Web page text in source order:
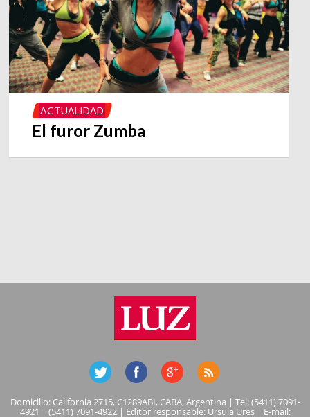
ACTUALIDAD
El furor Zumba
Domicilio: California 2715, C1289ABI, CABA, Argentina | Tel: (5411) 7091-
4921 | (5411) 7091-4922 | Editor responsable: Ursula Ures | E-mail: